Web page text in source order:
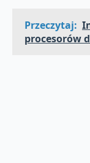
Przeczytaj:
procesorów